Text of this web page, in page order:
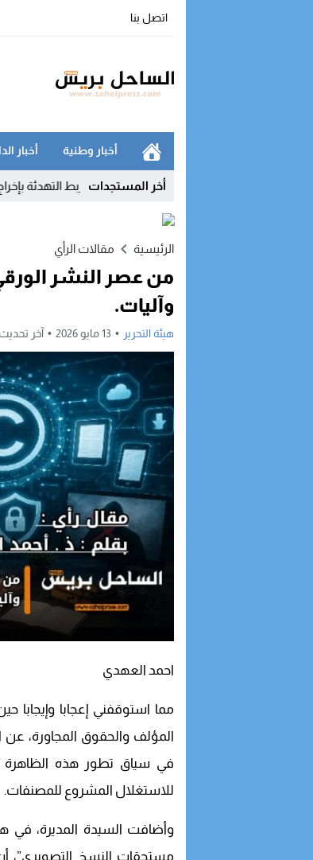
اتصل بنا
أخبار وطنية أخبار
أخر المستجدات
والماء تشهر ورقة التصعيد وتربط التهدئة بإخراج النظام
الرئيسية مقالات الرأي
من عصر النشر
وآليات.
هيئة التحرير 13 مايو 2026 آخر
احمد العهدي
مما استوقفني إعجابا
المؤلف والحقوق المجاورة، عن
في سياق تطور هذه الظاهرة
للاستغلال المشروع للمصنفات.
وأضافت السيدة المديرة، في
مستحقات النسخ التصويري”،